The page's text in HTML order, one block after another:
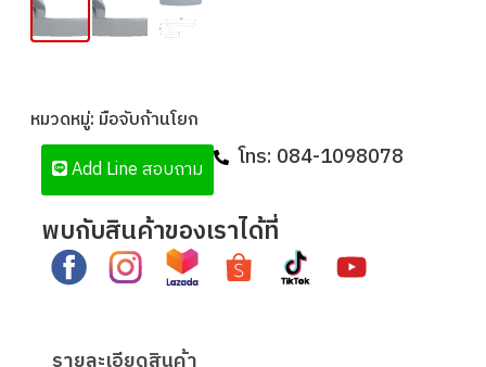
หมวดหมู่: มือจับก้านโยก
Add Line สอบถาม
โทร: 084-1098078
พบกับสินค้าของเราได้ที่